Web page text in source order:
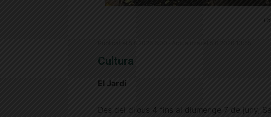
Cultura
El Jardí
Des del dijous 4 fins al diumenge 7 de juny,